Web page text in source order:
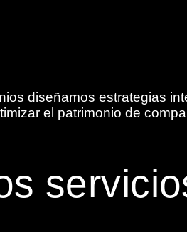
diseñamos estrategias
el patrimonio de